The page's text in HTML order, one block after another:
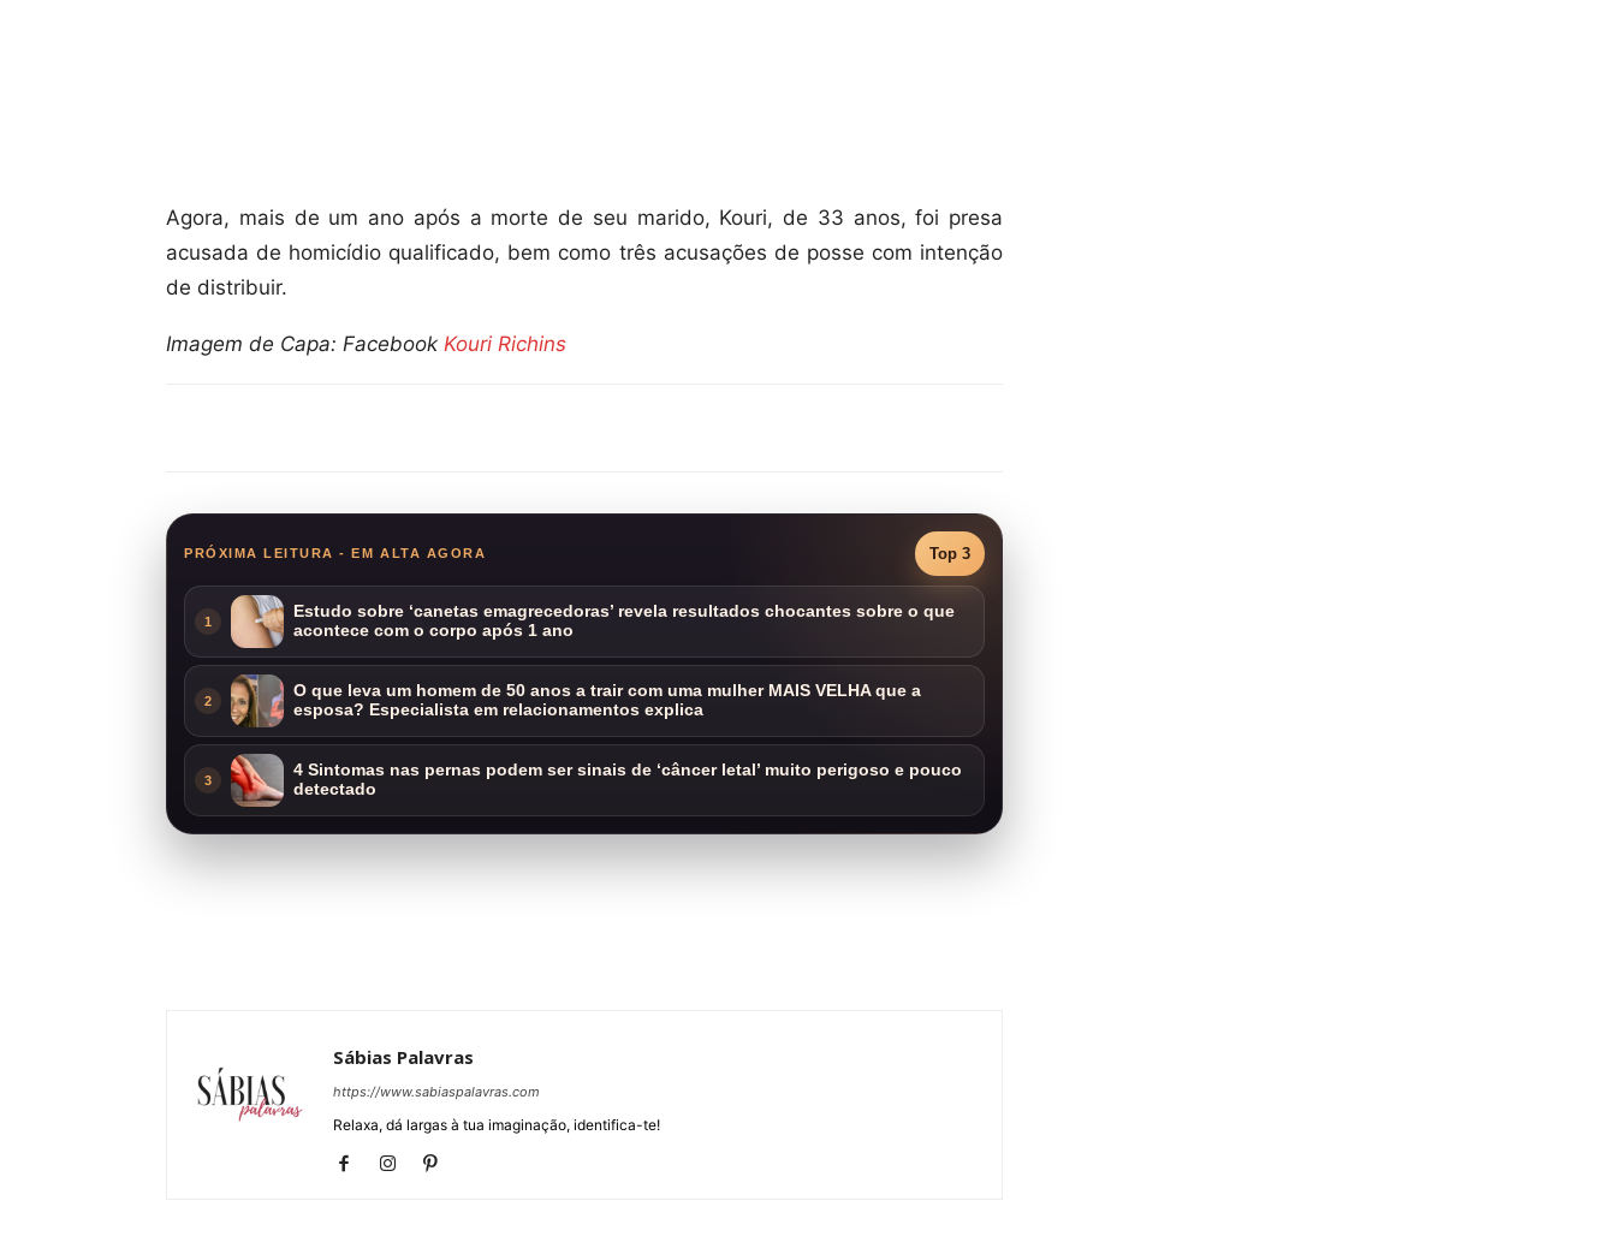
Agora, mais de um ano após a morte de seu marido, Kouri, de 33 anos, foi presa
acusada de homicídio qualificado, bem como três acusações de posse com intenção
de distribuir.
Imagem de Capa: Facebook Kouri Richins
PRÓXIMA LEITURA - EM ALTA AGORA Top 3
1
Estudo sobre ‘canetas emagrecedoras’ revela resultados chocantes sobre o que
acontece com o corpo após 1 ano
2
O que leva um homem de 50 anos a trair com uma mulher MAIS VELHA que a
esposa? Especialista em relacionamentos explica
3
4 Sintomas nas pernas podem ser sinais de ‘câncer letal’ muito perigoso e pouco
detectado
Sábias Palavras
https://www.sabiaspalavras.com
Relaxa, dá largas à tua imaginação, identifica-te!